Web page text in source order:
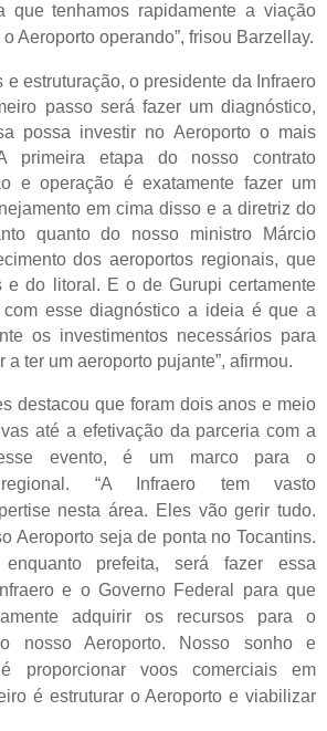
que tenhamos rapidamente a viação
Aeroporto operando”, frisou Barzellay.
e estruturação, o presidente da Infraero
passo será fazer um diagnóstico,
possa investir no Aeroporto o mais
primeira etapa do nosso contrato
e operação é exatamente fazer um
em cima disso e a diretriz do
quanto do nosso ministro Márcio
dos aeroportos regionais, que
e do litoral. E o de Gurupi certamente
esse diagnóstico a ideia é que a
os investimentos necessários para
a ter um aeroporto pujante”, afirmou.
destacou que foram dois anos e meio
até a efetivação da parceria com a
evento, é um marco para o
regional. “A Infraero tem vasto
nesta área. Eles vão gerir tudo.
Aeroporto seja de ponta no Tocantins.
prefeita, será fazer essa
e o Governo Federal para que
adquirir os recursos para o
nosso Aeroporto. Nosso sonho e
proporcionar voos comerciais em
é estruturar o Aeroporto e viabilizar